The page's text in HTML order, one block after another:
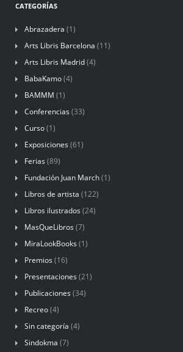
CATEGORÍAS
Abrazadera (1)
Arts Libris Barcelona (11)
Arts Libris Madrid(4)
BabaKamo(4)
BAMMM (1)
Conferencias (33)
Curso(1)
Exposiciones (61)
Ferias (89)
Fundación Juan March(1)
Libros de artista (122)
Libros ilustrados (24)
MasQueLibros (7)
MiraLookBooks (1)
Premios (16)
Presentaciones (21)
Publicaciones (34)
Recreo(4)
Sin categoría (4)
Sindokma (7)